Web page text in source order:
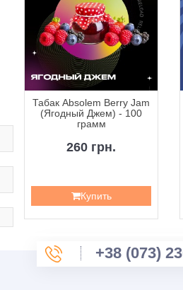
Табак Absolem Berry Jam
(Ягодный Джем) - 100
грамм
260 грн.
Купить
+38 (073)